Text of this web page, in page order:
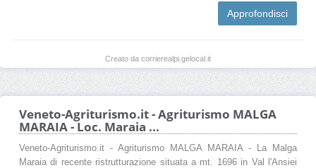
Approfondisci
Creato da corrierealpi.gelocal.it
Veneto-Agriturismo.it - Agriturismo MALGA
MARAIA - Loc. Maraia ...
Veneto-Agriturismo.it - Agriturismo MALGA MARAIA - La Malga
Maraia di recente ristrutturazione situata a mt. 1696 in Val l'Ansiei